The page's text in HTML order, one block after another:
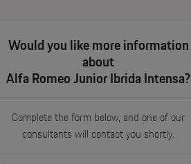
Would you like more information
about
Alfa Romeo Junior Ibrida Intensa?
Complete the form below, and one of our
consultants will contact you shortly.